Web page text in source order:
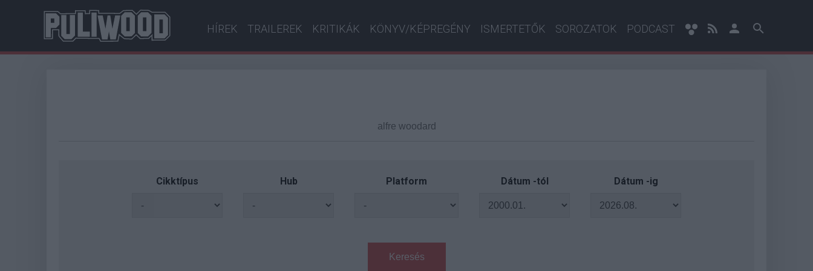
HÍREK TRAILEREK KRITIKÁK KÖNYV/KÉPREGÉNY ISMERTETŐK SOROZATOK PODCAST
Cikktípus Hub Platform Dátum -tól Dátum -ig
Keresés